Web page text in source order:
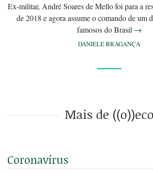
Ex-militar, André Soares de Mello foi para a
de 2018 e agora assume o comando de um
famosos do Brasil →
DANIELE BRAGANÇA
Mais de ((o))eco
Coronavírus